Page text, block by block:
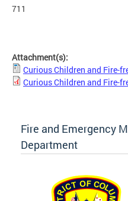
711
Attachment(s):
Curious Children and Fire-
Curious Children and Fire-
Fire and Emergency
Department